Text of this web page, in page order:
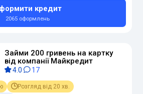
кредит
2065 оформлень
Займи 200 гривень на картку
від компанії Майкредит
4.0 17
Розгляд від 20 хв.